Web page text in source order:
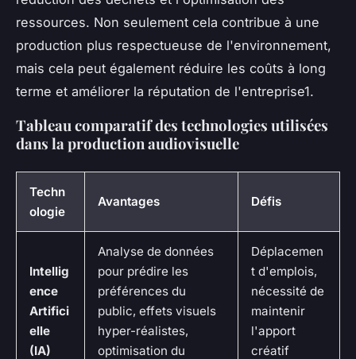
ressources. Non seulement cela contribue à une
production plus respectueuse de l'environnement,
mais cela peut également réduire les coûts à long
terme et améliorer la réputation de l'entreprise1.
Tableau comparatif des technologies utilisées
dans la production audiovisuelle
Techn
ologie
Avantages Défis
Intellig
ence
Artifici
elle
(IA)
Analyse de données
pour prédire les
préférences du
public, effets visuels
hyper-réalistes,
optimisation du
Déplacemen
t d'emplois,
nécessité de
maintenir
l'apport
créatif